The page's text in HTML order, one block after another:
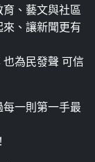
、藝文與社區
、讓新聞更有
為民發聲 可信
一則第一手最